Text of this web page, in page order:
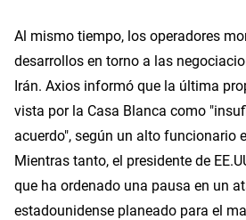
Al mismo tiempo, los operadores
desarrollos en torno a las
Irán. Axios informó que la última
vista por la Casa Blanca como
acuerdo", según un alto funcionario
Mientras tanto, el presidente de
que ha ordenado una pausa en un
estadounidense planeado para el